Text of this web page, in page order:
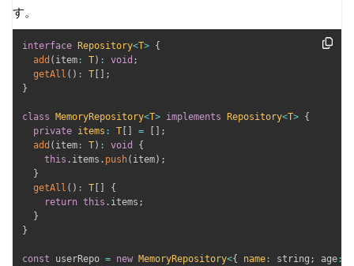
す。
interface Repository<T> {
add ( item : T) : void ;
getAll ( ) : T
;
}
class MemoryRepository<T> implements Repository<T> {
private items : T =
;
add ( item : T) : void
{
this . items . push( item) ;
}
getAll ( ) : T
{
return this . items ;
}
}
const userRepo = new MemoryRepository<{ name : string ; age :